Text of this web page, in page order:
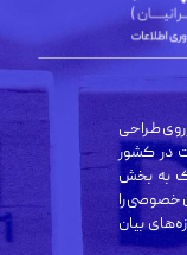
روی طراحی
در کشور
به بخش
را
بیان